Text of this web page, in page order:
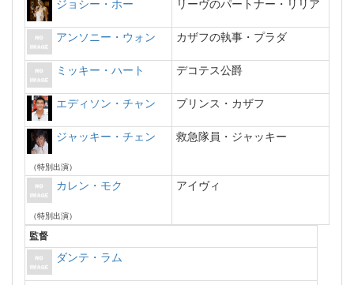
ジョシー・ホー リーヴのパートナー・リリア
アンソニー・ウォン カザフの執事・プラダ
ミッキー・ハート デコテス公爵
エディソン・チャン プリンス・カザフ
ジャッキー・チェン
（特別出演）
救急隊員・ジャッキー
カレン・モク
（特別出演）
アイヴィ
監督
ダンテ・ラム